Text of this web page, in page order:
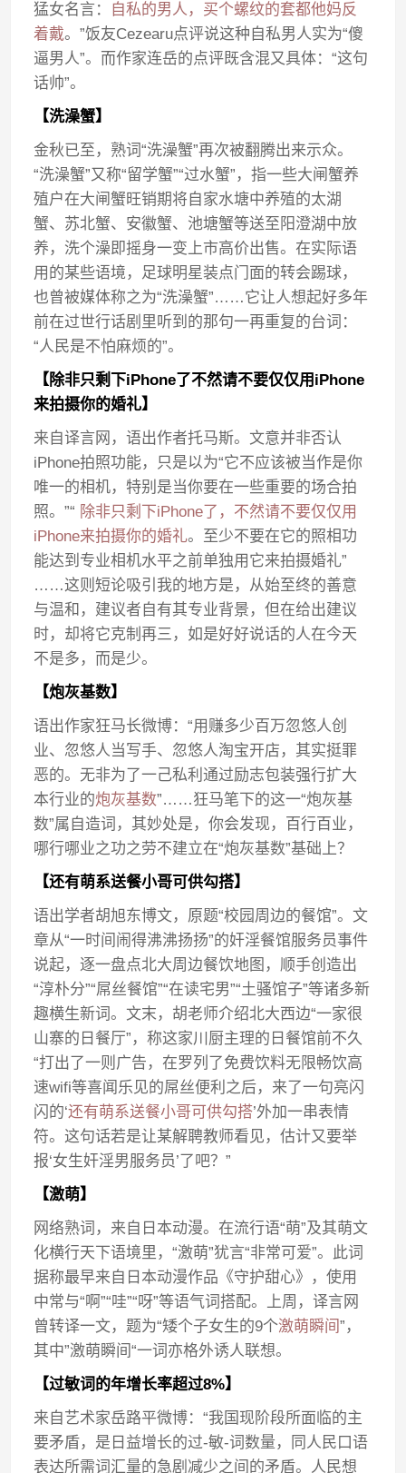
猛女名言： 自私的男人，买个螺纹的套都他妈反
着戴。”饭友Cezearu点评说这种自私男人实为“傻
逼男人”。而作家连岳的点评既含混又具体：“这句
话帅”。
【洗澡蟹】
金秋已至，熟词“洗澡蟹”再次被翻腾出来示众。
“洗澡蟹”又称“留学蟹”“过水蟹”，指一些大闸蟹养
殖户在大闸蟹旺销期将自家水塘中养殖的太湖
蟹、苏北蟹、安徽蟹、池塘蟹等送至阳澄湖中放
养，洗个澡即摇身一变上市高价出售。在实际语
用的某些语境，足球明星装点门面的转会踢球，
也曾被媒体称之为“洗澡蟹”……它让人想起好多年
前在过世行话剧里听到的那句一再重复的台词：
“人民是不怕麻烦的”。
【除非只剩下iPhone了不然请不要仅仅用iPhone
来拍摄你的婚礼】
来自译言网，语出作者托马斯。文意并非否认
iPhone拍照功能，只是以为“它不应该被当作是你
唯一的相机，特别是当你要在一些重要的场合拍
照。”“ 除非只剩下iPhone了，不然请不要仅仅用
iPhone来拍摄你的婚礼。至少不要在它的照相功
能达到专业相机水平之前单独用它来拍摄婚礼”
……这则短论吸引我的地方是，从始至终的善意
与温和，建议者自有其专业背景，但在给出建议
时，却将它克制再三，如是好好说话的人在今天
不是多，而是少。
【炮灰基数】
语出作家狂马长微博：“用赚多少百万忽悠人创
业、忽悠人当写手、忽悠人淘宝开店，其实挺罪
恶的。无非为了一己私利通过励志包装强行扩大
本行业的炮灰基数”……狂马笔下的这一“炮灰基
数”属自造词，其妙处是，你会发现，百行百业，
哪行哪业之功之劳不建立在“炮灰基数”基础上？
【还有萌系送餐小哥可供勾搭】
语出学者胡旭东博文，原题“校园周边的餐馆”。文
章从“一时间闹得沸沸扬扬”的奸淫餐馆服务员事件
说起，逐一盘点北大周边餐饮地图，顺手创造出
“淳朴分”“屌丝餐馆”“在读宅男”“土骚馆子”等诸多新
趣横生新词。文末，胡老师介绍北大西边“一家很
山寨的日餐厅”，称这家川厨主理的日餐馆前不久
“打出了一则广告，在罗列了免费饮料无限畅饮高
速wifi等喜闻乐见的屌丝便利之后，来了一句亮闪
闪的‘还有萌系送餐小哥可供勾搭’外加一串表情
符。这句话若是让某解聘教师看见，估计又要举
报‘女生奸淫男服务员’了吧？”
【激萌】
网络熟词，来自日本动漫。在流行语“萌”及其萌文
化横行天下语境里，“激萌”犹言“非常可爱”。此词
据称最早来自日本动漫作品《守护甜心》，使用
中常与“啊”“哇”“呀”等语气词搭配。上周，译言网
曾转译一文，题为“矮个子女生的9个激萌瞬间”，
其中”激萌瞬间“一词亦格外诱人联想。
【过敏词的年增长率超过8%】
来自艺术家岳路平微博：“我国现阶段所面临的主
要矛盾，是日益增长的过-敏-词数量，同人民口语
表达所需词汇量的急剧减少之间的矛盾。人民想